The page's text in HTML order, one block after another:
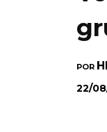
POR
22/